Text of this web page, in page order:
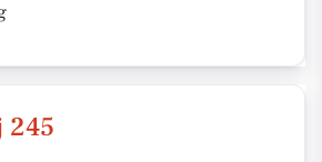
245